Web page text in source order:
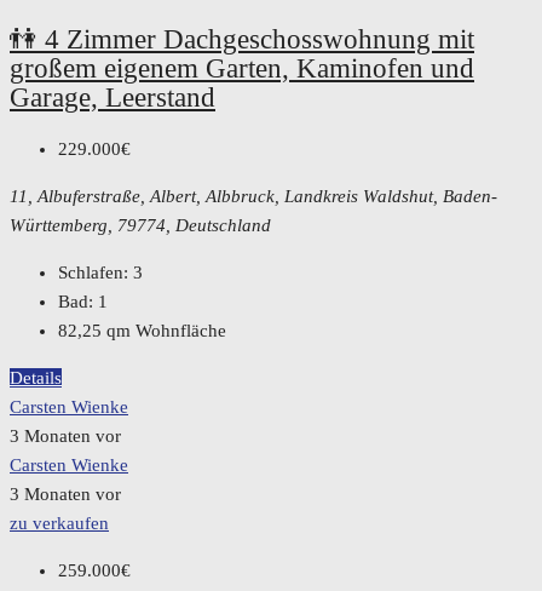
👫 4 Zimmer Dachgeschosswohnung mit
großem eigenem Garten, Kaminofen und
Garage, Leerstand
229.000€
11, Albuferstraße, Albert, Albbruck, Landkreis Waldshut, Baden-
Württemberg, 79774, Deutschland
Schlafen: 3
Bad: 1
82,25 qm Wohnfläche
Details
Carsten Wienke
3 Monaten vor
Carsten Wienke
3 Monaten vor
zu verkaufen
259.000€